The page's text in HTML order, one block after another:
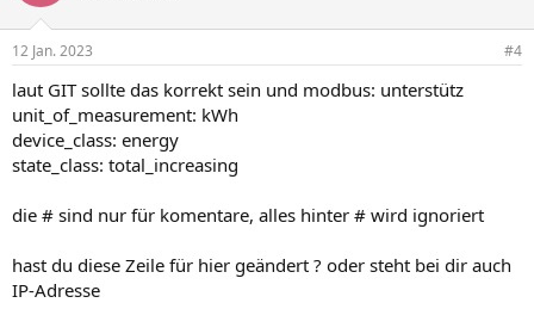
12 Jan. 2023 #4
laut GIT sollte das korrekt sein und modbus: unterstütz
unit_of_measurement: kWh
device_class: energy
state_class: total_increasing
die # sind nur für komentare, alles hinter # wird ignoriert
hast du diese Zeile für hier geändert ? oder steht bei dir auch
IP-Adresse